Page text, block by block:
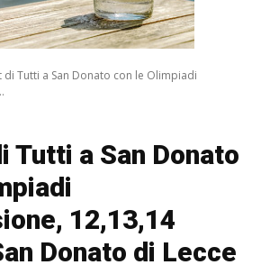
di Tutti a San Donato con le Olimpiadi
Tutti a San Donato
12,13,14
Donato di Lecce